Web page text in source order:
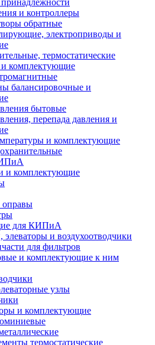
и контроллеры
обратные
электроприводы и
термостатические
и комплектующие
балансировочные и
бытовые
перепада давления и
и комплектующие
и комплектующие
оправы
для КИПиА
элеваторы и воздухоотводчики
для фильтров
и комплектующие к ним
узлы
и комплектующие
термостатические